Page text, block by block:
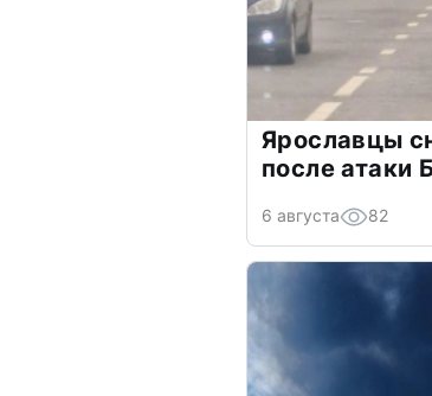
Ярославцы
после атаки
6 августа 82